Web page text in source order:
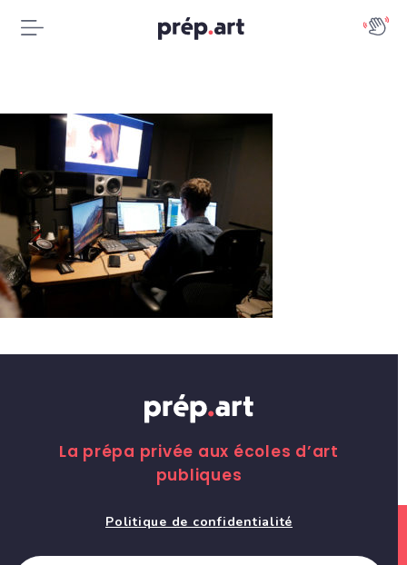
La prépa privée aux écoles d’art
publiques
Politique de confidentialité